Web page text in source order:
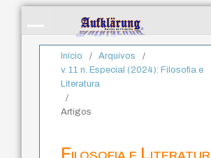
Início / Arquivos
/
v. 11 n. Especial (2024): Filosofia e
Literatura
/
Artigos
Filosofia e